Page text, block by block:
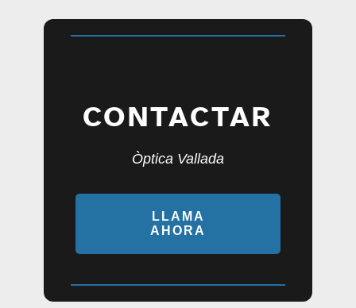
CONTACTAR
Òptica Vallada
LLAMA
AHORA